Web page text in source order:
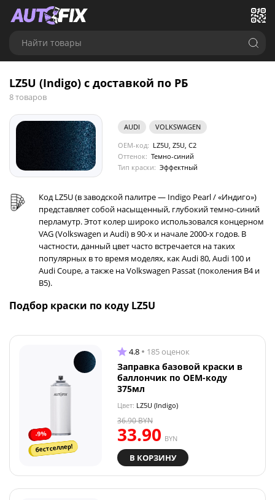
Найти товары
LZ5U (Indigo) с доставкой по РБ
8 товаров
AUDI
VOLKSWAGEN
OEM-код: LZ5U, Z5U, C2
Оттенок: Темно-синий
Тип краски: Эффектный
Код LZ5U (в заводской палитре — Indigo Pearl / «Индиго»)
представляет собой насыщенный, глубокий темно-синий
перламутр. Этот колер широко использовался концерном
VAG (Volkswagen и Audi) в 90-х и начале 2000-х годов. В
частности, данный цвет часто встречается на таких
популярных в то время моделях, как Audi 80, Audi 100 и
Audi Coupe, а также на Volkswagen Passat (поколения B4 и
B5).
Подбор краски по коду LZ5U
-9%
бестселлер!
4.8 185 оценок
Заправка базовой краски в
баллончик по OEM-коду
375мл
Цвет: LZ5U (Indigo)
33.90 BYN
36.90BYN
В КОРЗИНУ